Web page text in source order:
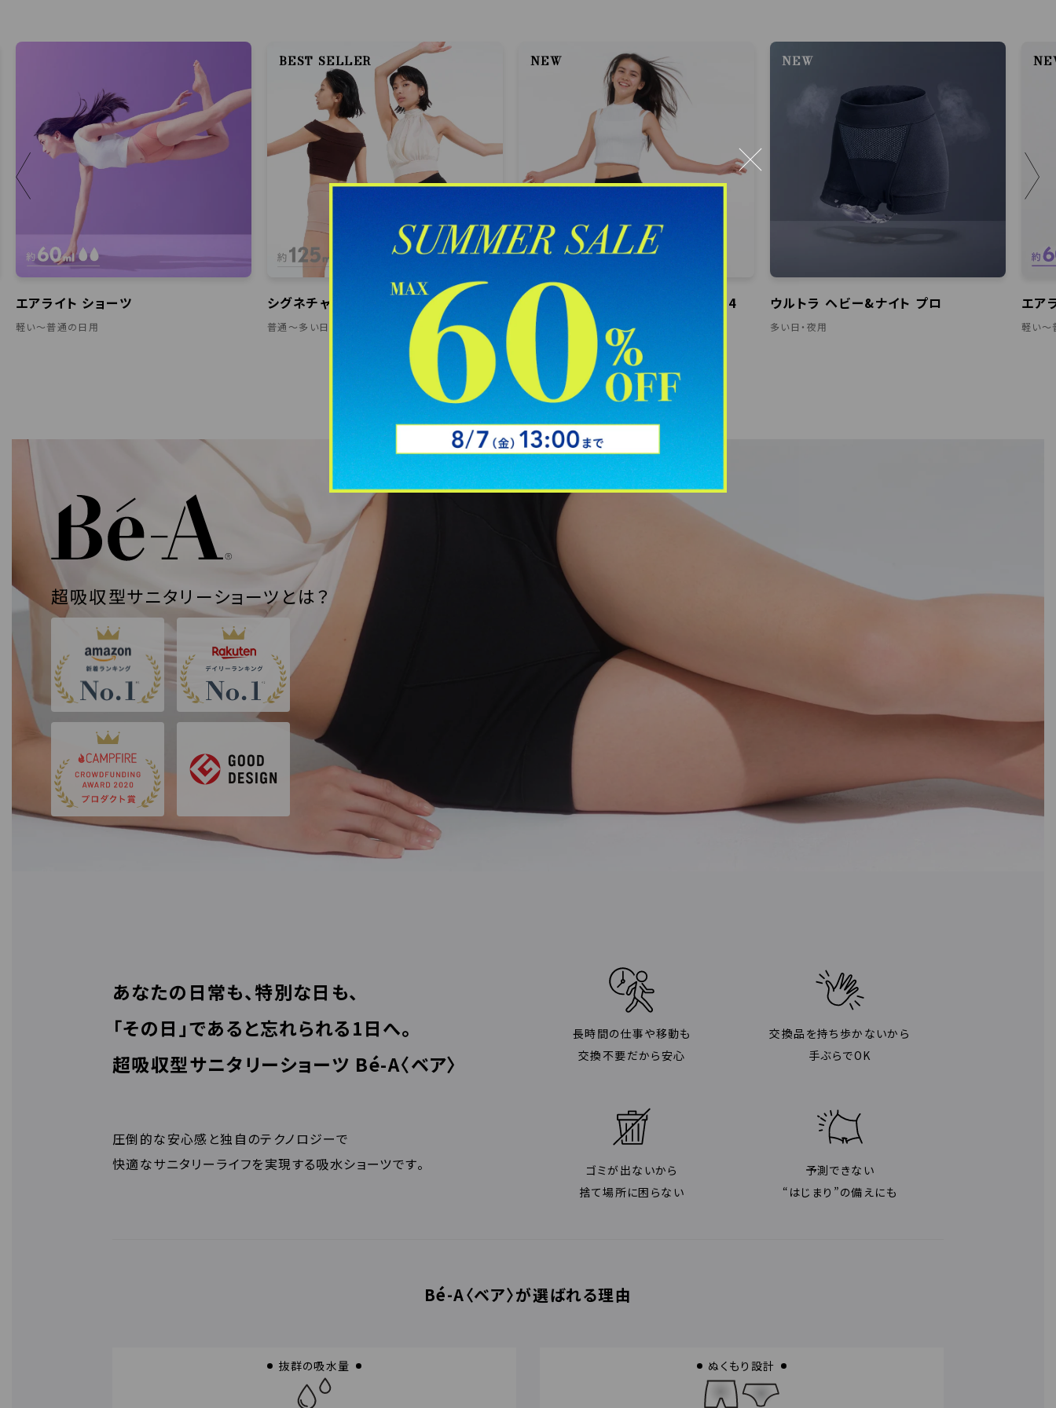
エアライト ショーツ
軽い〜普通の日用
BEST SELLER
シグネチャー ショーツ 04
普通〜多い日用
NEW
ペティート シグネチャー ショーツ 04
ジュニア用
NEW
ウルトラ ヘビー&ナイト プロ
多い日・夜用
エア
軽い〜
＜ ＞
超吸収型サニタリーショーツとは？
あなたの日常も、特別な日も、
「その日」であると忘れられる1日へ。
超吸収型サニタリーショーツ Bé-A〈ベア〉
圧倒的な安心感と独自のテクノロジーで
快適なサニタリーライフを実現する吸水ショーツです。
長時間の仕事や移動も
交換不要だから安心
交換品を持ち歩かないから
手ぶらでOK
ゴミが出ないから
捨て場所に困らない
予測できない
“はじまり”の備えにも
Bé-A〈ベア〉が選ばれる理由
抜群の吸水量 ぬくもり設計